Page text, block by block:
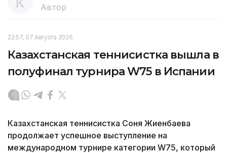
Автор
22:57, 07 Августа 2026
Казахстанская теннисистка вышла в
полуфинал турнира W75 в Испании
Казахстанская теннисистка Соня Жиенбаева
продолжает успешное выступление на
международном турнире категории W75, который